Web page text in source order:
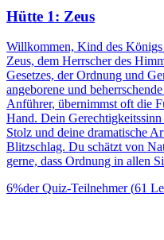
Hütte 1: Zeus
Willkommen, Kind des
Zeus, dem Herrscher des
Gesetzes, der Ordnung und
angeborene und
Anführer, übernimmst oft die
Hand. Dein
Stolz und deine dramatische
Blitzschlag. Du schätzt von
gerne, dass Ordnung in allen
6%der Quiz-Teilnehmer(61